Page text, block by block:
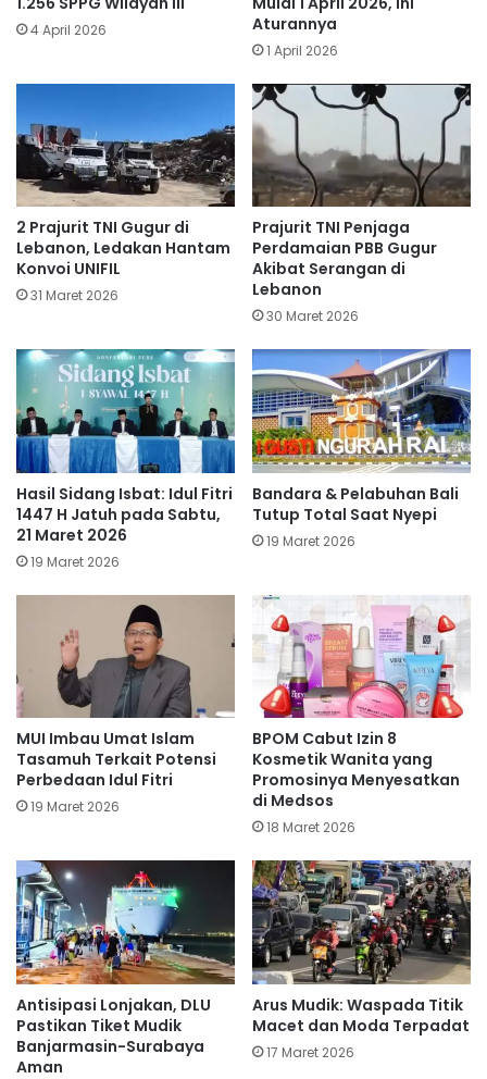
4 April 2026
Aturannya
1 April 2026
​2 Prajurit TNI Gugur di
Lebanon, Ledakan Hantam
Konvoi UNIFIL
31 Maret 2026
Prajurit TNI Penjaga
Perdamaian PBB Gugur
Akibat Serangan di
Lebanon
30 Maret 2026
Hasil Sidang Isbat: Idul Fitri
1447 H Jatuh pada Sabtu,
21 Maret 2026
19 Maret 2026
Bandara & Pelabuhan Bali
Tutup Total Saat Nyepi
19 Maret 2026
MUI Imbau Umat Islam
Tasamuh Terkait Potensi
Perbedaan Idul Fitri
19 Maret 2026
BPOM Cabut Izin 8
Kosmetik Wanita yang
Promosinya Menyesatkan
di Medsos
18 Maret 2026
Antisipasi Lonjakan, DLU
Pastikan Tiket Mudik
Banjarmasin-Surabaya
Aman
Arus Mudik: Waspada Titik
Macet dan Moda Terpadat
17 Maret 2026